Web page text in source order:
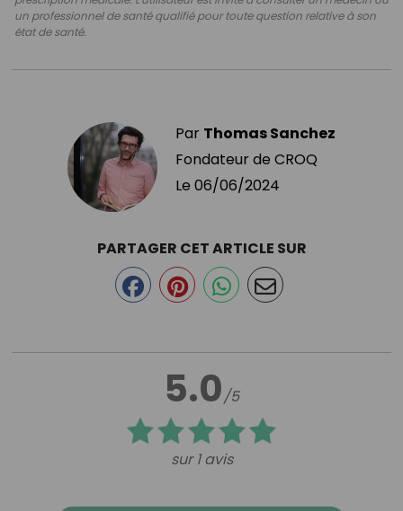
un professionnel de santé qualifié pour toute question relative à son
état de santé.
Par Thomas Sanchez
Fondateur de CROQ
Le 06/06/2024
5.0/5
sur 1 avis
PARTAGER CET ARTICLE SUR